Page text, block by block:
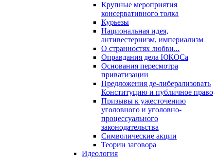
Крупные мероприятия
консервативного толка
Курьезы
Национальная идея,
антивестернизм, империализм
О странностях любви...
Оправдания дела ЮКОСа
Основания пересмотра
приватизации
Предложения де-либерализовать
Конституцию и публичное право
Призывы к ужесточению
уголовного и уголовно-
процессуального
законодательства
Символические акции
Теории заговора
Идеология